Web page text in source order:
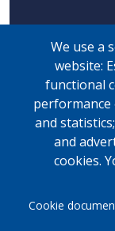
We use a
website:
functional
performance
and
and
cookies.
Cookie